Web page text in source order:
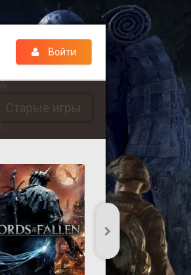
Войти
Старые игры